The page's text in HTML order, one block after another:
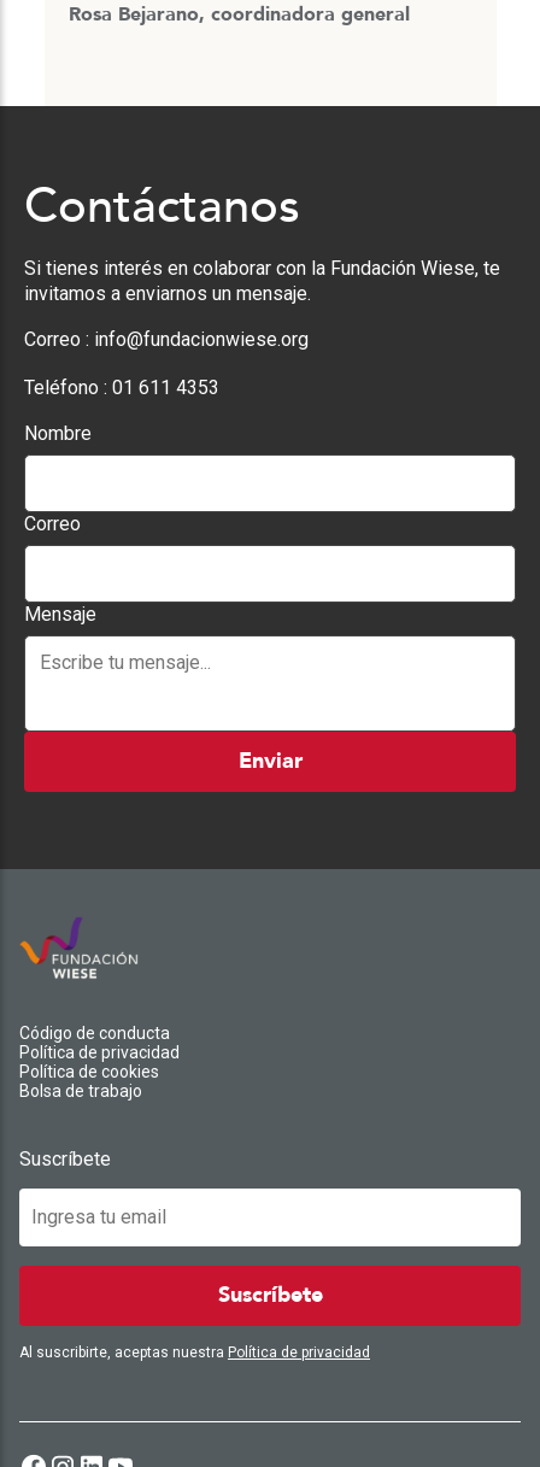
Rosa Bejarano, coordinadora general
Contáctanos
Si tienes interés en colaborar con la Fundación Wiese, te
invitamos a enviarnos un mensaje.
Correo : info@fundacionwiese.org
Teléfono : 01 611 4353
Nombre
Correo
Mensaje
Enviar
Código de conducta
Política de privacidad
Política de cookies
Bolsa de trabajo
Suscríbete
Suscríbete
Al suscribirte, aceptas nuestra Política de privacidad